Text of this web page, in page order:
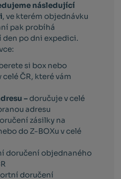
následující
, ve kterém objednávku
pak probíhá
po dni expedici.
si box nebo
ČR, které vám
– doručuje v celé
adresu
zásilky na
do Z-BOXu v celé
doručení objednaného
doručení